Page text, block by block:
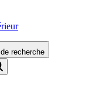
recherche